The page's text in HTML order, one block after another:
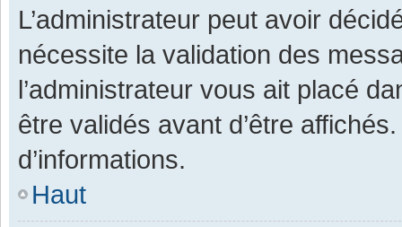
L’administrateur peut avoir
nécessite la validation des
l’administrateur vous ait placé
être validés avant d’être
d’informations.
Haut